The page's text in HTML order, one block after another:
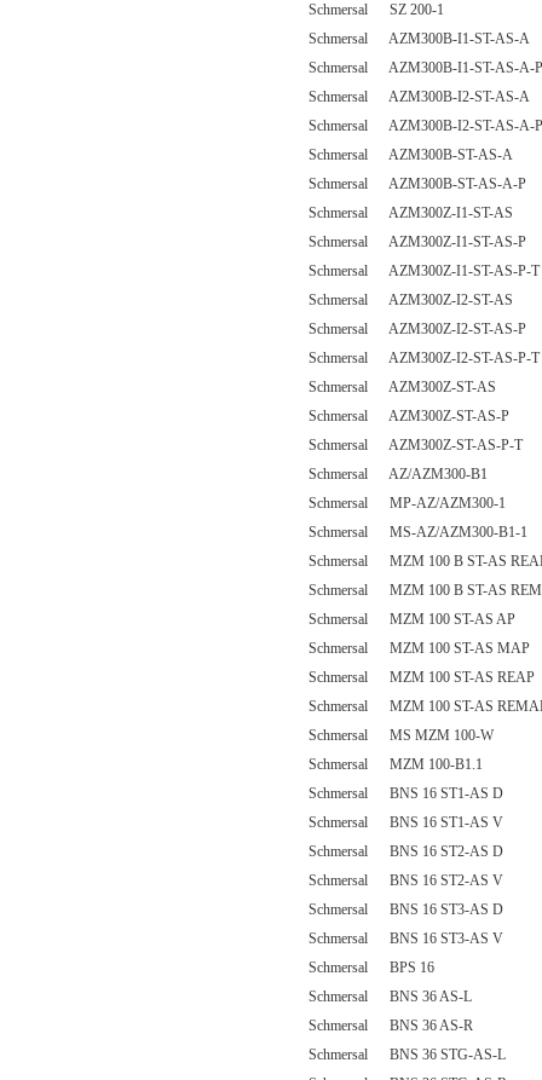
Schmersal SZ 200-1
Schmersal AZM300B-I1-ST-AS-A
Schmersal AZM300B-I1-ST-AS-A-P
Schmersal AZM300B-I2-ST-AS-A
Schmersal AZM300B-I2-ST-AS-A-P
Schmersal AZM300B-ST-AS-A
Schmersal AZM300B-ST-AS-A-P
Schmersal AZM300Z-I1-ST-AS
Schmersal AZM300Z-I1-ST-AS-P
Schmersal AZM300Z-I1-ST-AS-P-T
Schmersal AZM300Z-I2-ST-AS
Schmersal AZM300Z-I2-ST-AS-P
Schmersal AZM300Z-I2-ST-AS-P-T
Schmersal AZM300Z-ST-AS
Schmersal AZM300Z-ST-AS-P
Schmersal AZM300Z-ST-AS-P-T
Schmersal AZ/AZM300-B1
Schmersal MP-AZ/AZM300-1
Schmersal MS-AZ/AZM300-B1-1
Schmersal MZM 100 B ST-AS
Schmersal MZM 100 B ST-AS
Schmersal MZM 100 ST-AS AP
Schmersal MZM 100 ST-AS MAP
Schmersal MZM 100 ST-AS REAP
Schmersal MZM 100 ST-AS
Schmersal MS MZM 100-W
Schmersal MZM 100-B1.1
Schmersal BNS 16 ST1-AS D
Schmersal BNS 16 ST1-AS V
Schmersal BNS 16 ST2-AS D
Schmersal BNS 16 ST2-AS V
Schmersal BNS 16 ST3-AS D
Schmersal BNS 16 ST3-AS V
Schmersal BPS 16
Schmersal BNS 36 AS-L
Schmersal BNS 36 AS-R
Schmersal BNS 36 STG-AS-L